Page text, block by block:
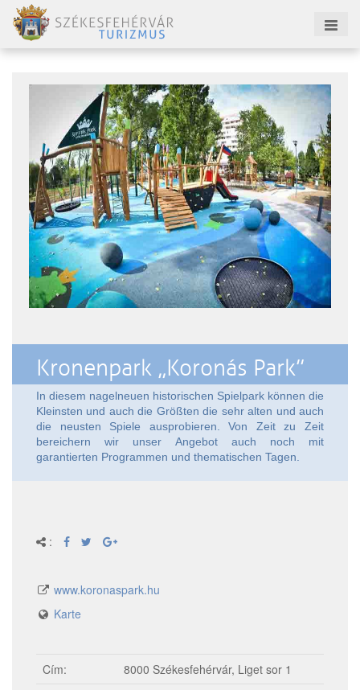
Kronenpark „Koronás Park”
In diesem nagelneuen historischen Spielpark können die
Kleinsten und auch die Größten die sehr alten und auch
die neusten Spiele ausprobieren. Von Zeit zu Zeit
bereichern wir unser Angebot auch noch mit
garantierten Programmen und thematischen Tagen.
:
www.koronaspark.hu
Karte
Cím:
8000 Székesfehérvár, Liget sor 1